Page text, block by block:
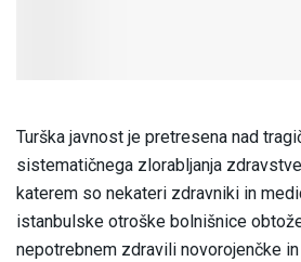
Turška javnost je pretresena nad
sistematičnega zlorabljanja
katerem so nekateri zdravniki in
istanbulske otroške bolnišnice
nepotrebnem zdravili novorojenčke